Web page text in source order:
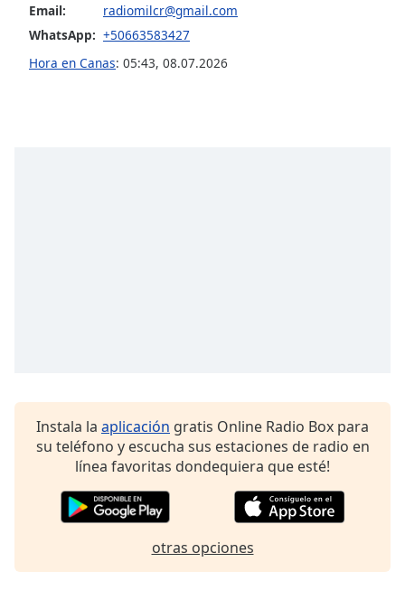
Subtitles
settings,
modal
window.
Escape
Email:
radiomilcr@gmail.com
WhatsApp: +50663583427
Hora en Canas: 05:43, 08.07.2026
Instala la aplicación gratis Online Radio Box para
su teléfono y escucha sus estaciones de radio en
línea favoritas dondequiera que esté!
otras opciones